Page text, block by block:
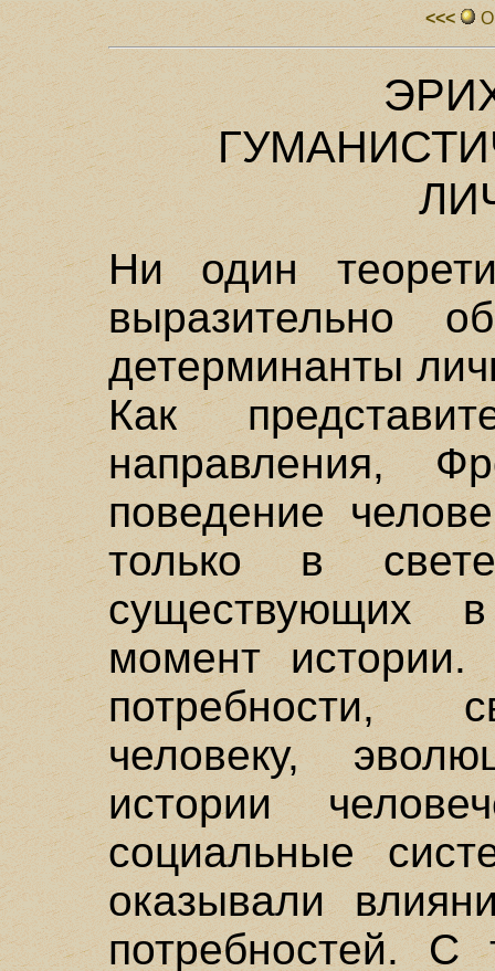
<<<
Ни один
выразительно
детерминанты
Как
направления,
поведение
только в
существующих
момент
потребности,
человеку,
истории
социальные
оказывали
потребностей. С